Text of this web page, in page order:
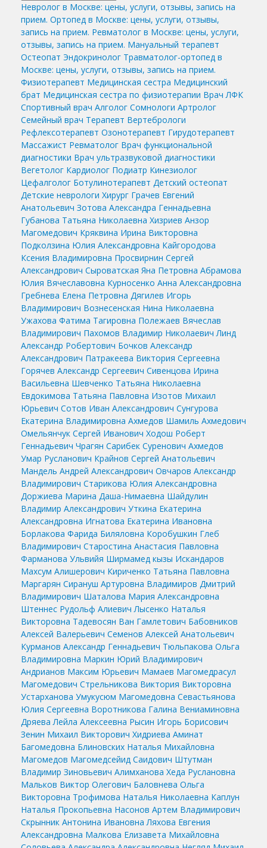
Невролог в Москве: цены, услуги, отзывы, запись на
прием. Ортопед в Москве: цены, услуги, отзывы,
запись на прием. Ревматолог в Москве: цены, услуги,
отзывы, запись на прием. Мануальный терапевт
Остеопат Эндокринолог Травматолог-ортопед в
Москве: цены, услуги, отзывы, запись на прием.
Физиотерапевт Медицинская сестра Медицинский
брат Медицинская сестра по физиотерапии Врач ЛФК
Спортивный врач Алголог Сомнологи Артролог
Семейный врач Терапевт Вертебрологи
Рефлексотерапевт Озонотерапевт Гирудотерапевт
Массажист Ревматолог Врач функциональной
диагностики Врач ультразвуковой диагностики
Вегетолог Кардиолог Подиатр Кинезиолог
Цефалголог Ботулинотерапевт Детский остеопат
Детские неврологи Хирург Грачев Евгений
Анатольевич Зотова Александра Геннадьевна
Губанова Татьяна Николаевна Хизриев Анзор
Магомедович Кряквина Ирина Викторовна
Подколзина Юлия Александровна Кайгородова
Ксения Владимировна Просвирнин Сергей
Александрович Сыроватская Яна Петровна Абрамова
Юлия Вячеславовна Курносенко Анна Александровна
Гребнева Елена Петровна Дягилев Игорь
Владимирович Вознесенская Нина Николаевна
Ужахова Фатима Тагировна Полежаев Вячеслав
Владимирович Пахомов Владимир Николаевич Линд
Александр Робертович Бочков Александр
Александрович Патракеева Виктория Сергеевна
Горячев Александр Сергеевич Сивенцова Ирина
Васильевна Шевченко Татьяна Николаевна
Евдокимова Татьяна Павловна Изотов Михаил
Юрьевич Сотов Иван Александрович Сунгурова
Екатерина Владимировна Ахмедов Шамиль Ахмедович
Омельянчук Сергей Иванович Ходош Роберт
Геннадьевич Чрагян Сарибек Суренович Ахмедов
Умар Русланович Крайнов Сергей Анатольевич
Мандель Андрей Александрович Овчаров Александр
Владимирович Старикова Юлия Александровна
Доржиева Марина Даша-Нимаевна Шайдулин
Владимир Александрович Уткина Екатерина
Александровна Игнатова Екатерина Ивановна
Борлакова Фарида Биляловна Коробушкин Глеб
Владимирович Старостина Анастасия Павловна
Фарманова Ульвийя Ширмамед кызы Искандаров
Махсум Алишерович Кириченко Татьяна Павловна
Маргарян Сирануш Артуровна Владимиров Дмитрий
Владимирович Шаталова Мария Александровна
Штеннес Рудольф Алиевич Лысенко Наталья
Викторовна Тадевосян Ван Гамлетович Бабовников
Алексей Валерьевич Семенов Алексей Анатольевич
Курманов Александр Геннадьевич Тюльпакова Ольга
Владимировна Маркин Юрий Владимирович
Андрианов Максим Юрьевич Мамаев Магомедрасул
Магомедович Стрельникова Виктория Викторовна
Устарханова Умукусюм Магомедовна Севастьянова
Юлия Сергеевна Воротникова Галина Вениаминовна
Дряева Лейла Алексеевна Рысин Игорь Борисович
Зенин Михаил Викторович Хидриева Аминат
Багомедовна Блиновских Наталья Михайловна
Магомедов Магомедсейид Саидович Штутман
Владимир Зиновьевич Алимханова Хеда Руслановна
Мальков Виктор Олегович Баловнева Ольга
Викторовна Трофимова Наталья Николаевна Каплун
Наталья Прокопьевна Насонов Артем Владимирович
Скрынник Антонина Ивановна Ляхова Евгения
Александровна Малкова Елизавета Михайловна